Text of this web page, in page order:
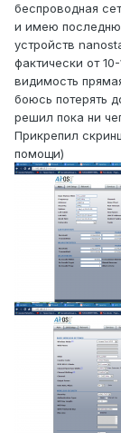
беспроводная
и имею
устройств
фактически от
видимость
боюсь потерять
решил пока ни
Прикрепил
помощи)